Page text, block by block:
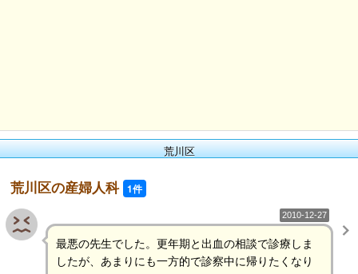
荒川区
荒川区の産婦人科 1件
2010-12-27
最悪の先生でした。更年期と出血の相談で診療しま
したが、あまりにも一方的で診察中に帰りたくなり